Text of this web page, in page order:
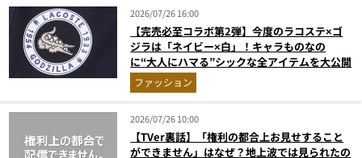
2026/07/26 16:00
【完売必至コラボ第2弾】今度のラコステ×ゴ
ジラは「ネイビー×白」！キャラものなの
に“大人にハマる”シックな全アイテムを大公開
ファッション
2026/07/26 10:00
【TVer裏話】「権利の都合上お見せすること
ができません」はなぜ？地上波では見られたの